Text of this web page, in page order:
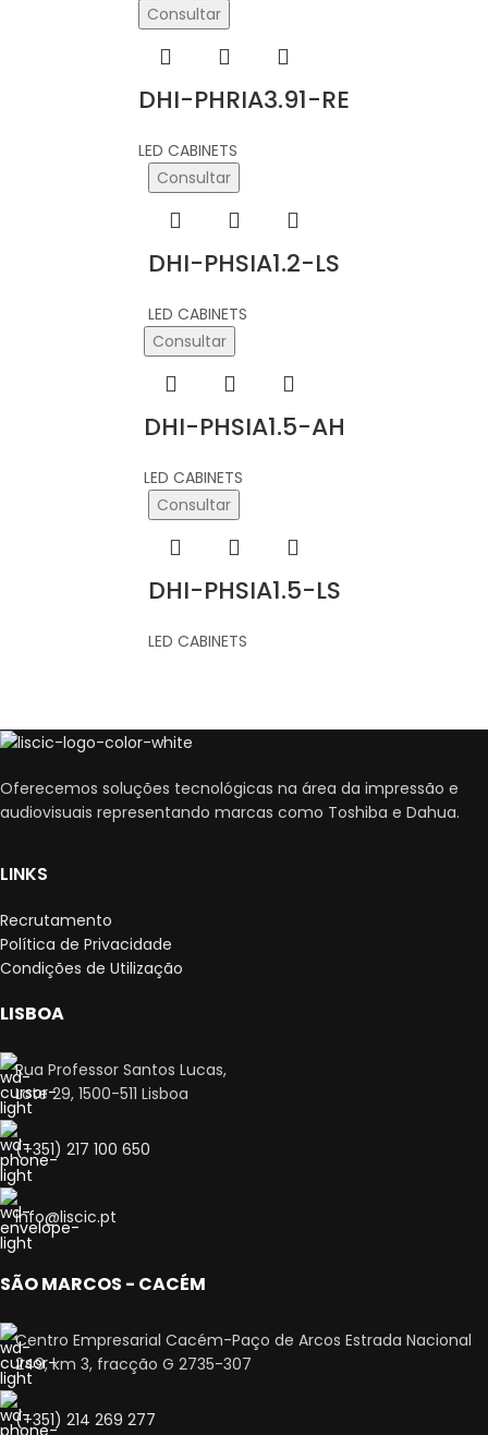
Consultar
DHI-PHRIA3.91-RE
LED CABINETS
Consultar
DHI-PHSIA1.2-LS
LED CABINETS
Consultar
DHI-PHSIA1.5-AH
LED CABINETS
Consultar
DHI-PHSIA1.5-LS
LED CABINETS
Oferecemos soluções tecnológicas na área da impressão e
audiovisuais representando marcas como Toshiba e Dahua.
LINKS
Recrutamento
Política de Privacidade
Condições de Utilização
LISBOA
Rua Professor Santos Lucas,
Lote 29, 1500-511 Lisboa
(+351) 217 100 650
info@liscic.pt
SÃO MARCOS - CACÉM
Centro Empresarial Cacém-Paço de Arcos Estrada Nacional
249, km 3, fracção G 2735-307
(+351) 214 269 277